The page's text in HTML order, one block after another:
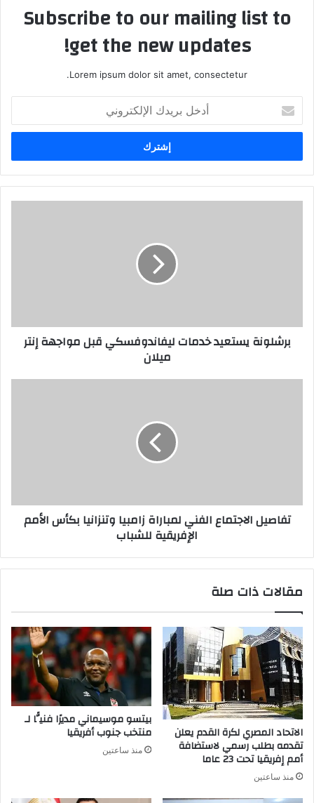
Subscribe to our mailing list to
get the new updates!
Lorem ipsum dolor sit amet, consectetur.
بريدك
الإلكتروني
برشلونة يستعيد خدمات ليفاندوفسكي قبل مواجهة إنتر
ميلان
تفاصيل الاجتماع الفني لمباراة زامبيا وتنزانيا بكأس الأمم
الإفريقية للشباب
مقالات ذات صلة
الاتحاد المصري لكرة القدم يعلن
تقدمه بطلب رسمي لاستضافة
أمم إفريقيا تحت 23 عاما
منذ ساعتين
بيتسو موسيماني مديرًا فنيًّا لـ
منتخب جنوب أفريقيا
منذ ساعتين